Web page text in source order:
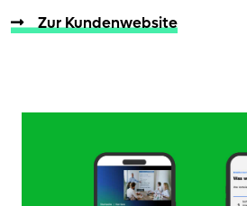
Zur Kundenwebsite